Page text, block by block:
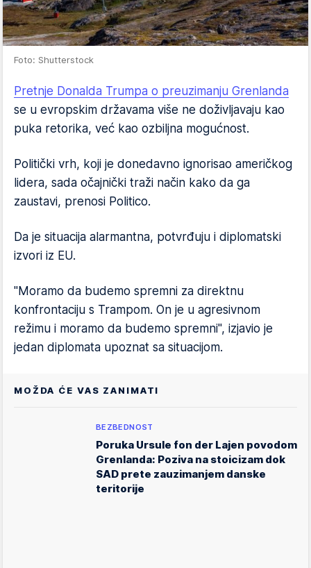
Foto: Shutterstock
Pretnje Donalda Trumpa o preuzimanju Grenlanda
se u evropskim državama više ne doživljavaju kao
puka retorika, već kao ozbiljna mogućnost.
Politički vrh, koji je donedavno ignorisao američkog
lidera, sada očajnički traži način kako da ga
zaustavi, prenosi Politico.
Da je situacija alarmantna, potvrđuju i diplomatski
izvori iz EU.
"Moramo da budemo spremni za direktnu
konfrontaciju s Trampom. On je u agresivnom
režimu i moramo da budemo spremni", izjavio je
jedan diplomata upoznat sa situacijom.
MOŽDA ĆE VAS ZANIMATI
BEZBEDNOST
Poruka Ursule fon der Lajen povodom
Grenlanda: Poziva na stoicizam dok
SAD prete zauzimanjem danske
teritorije